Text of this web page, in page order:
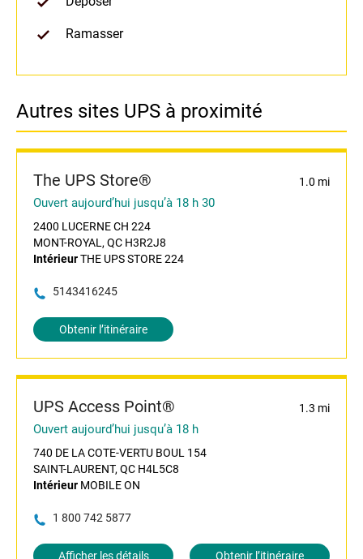
Ramasser
Autres sites UPS à proximité
The UPS Store® 1.0 mi
Ouvert aujourd’hui jusqu’à 18 h 30
2400 LUCERNE CH 224
MONT-ROYAL, QC H3R2J8
IntérieurTHE UPS STORE 224
5143416245
Obtenir l’itinéraire
UPS Access Point® 1.3 mi
Ouvert aujourd’hui jusqu’à 18 h
740 DE LA COTE-VERTU BOUL 154
SAINT-LAURENT, QC H4L5C8
Intérieur MOBILE ON
1 800 742 5877
Afficher les détails Obtenir l’itinéraire